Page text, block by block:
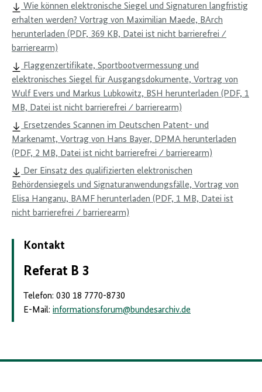
Wie können elektronische Siegel und Signaturen langfristig
erhalten werden? Vortrag von Maximilian Maede, BArch
herunterladen (PDF, 369 KB, Datei ist nicht barrierefrei ⁄
barrierearm)
Flaggenzertifikate, Sportbootvermessung und
elektronisches Siegel für Ausgangsdokumente, Vortrag von
Wulf Evers und Markus Lubkowitz, BSH herunterladen (PDF, 1
MB, Datei ist nicht barrierefrei ⁄ barrierearm)
Ersetzendes Scannen im Deutschen Patent- und
Markenamt, Vortrag von Hans Bayer, DPMA herunterladen
(PDF, 2 MB, Datei ist nicht barrierefrei ⁄ barrierearm)
Der Einsatz des qualifizierten elektronischen
Behördensiegels und Signaturanwendungsfälle, Vortrag von
Elisa Hanganu, BAMF herunterladen (PDF, 1 MB, Datei ist
nicht barrierefrei ⁄ barrierearm)
Kontakt
Referat B 3
Telefon: 030 18 7770-8730
E-Mail: informationsforum@bundesarchiv.de